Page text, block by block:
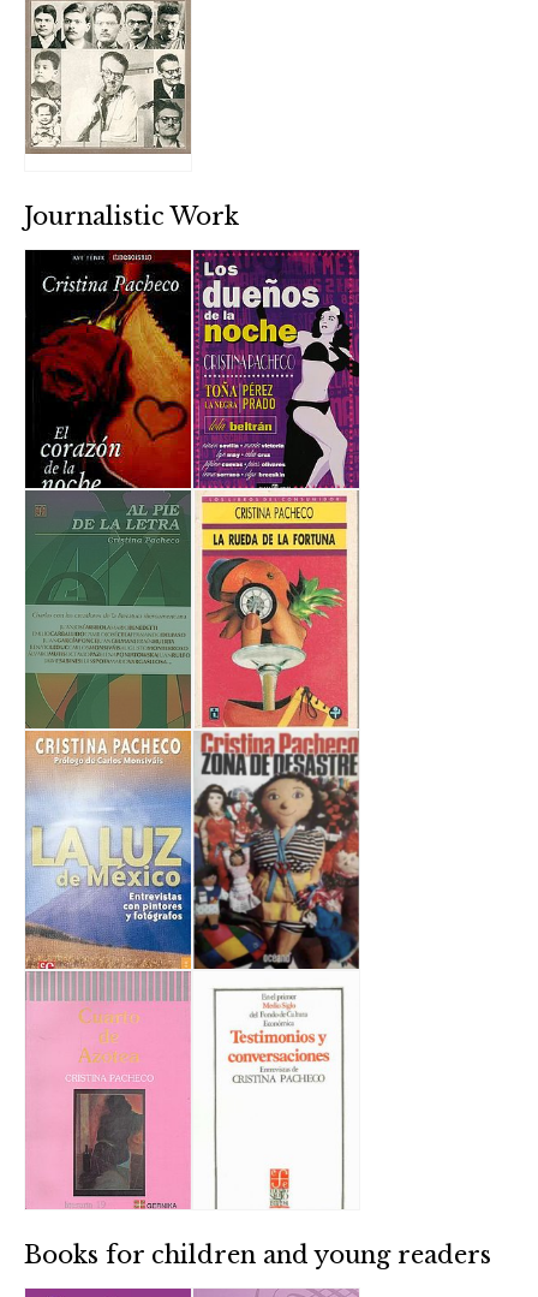
Journalistic Work
Books for children and young readers